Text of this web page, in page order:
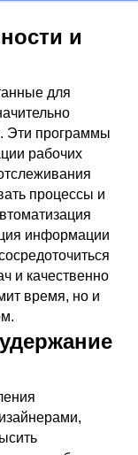
и
для
Эти программы
рабочих
процессы и
информации
и качественно
время, но и